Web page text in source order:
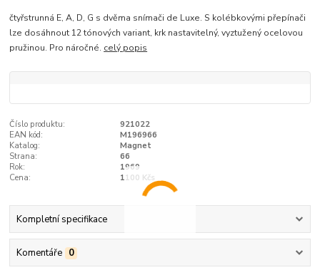
čtyřstrunná E, A, D, G s dvěma snímači de Luxe. S kolébkovými přepínači
lze dosáhnout 12 tónových variant, krk nastavitelný, vyztužený ocelovou
pružinou. Pro náročné. celý popis
Číslo produktu:
921022
EAN kód:
M196966
Katalog:
Magnet
Strana:
66
Rok:
1969
Cena:
1100 Kčs
Kompletní specifikace
Komentáře 0